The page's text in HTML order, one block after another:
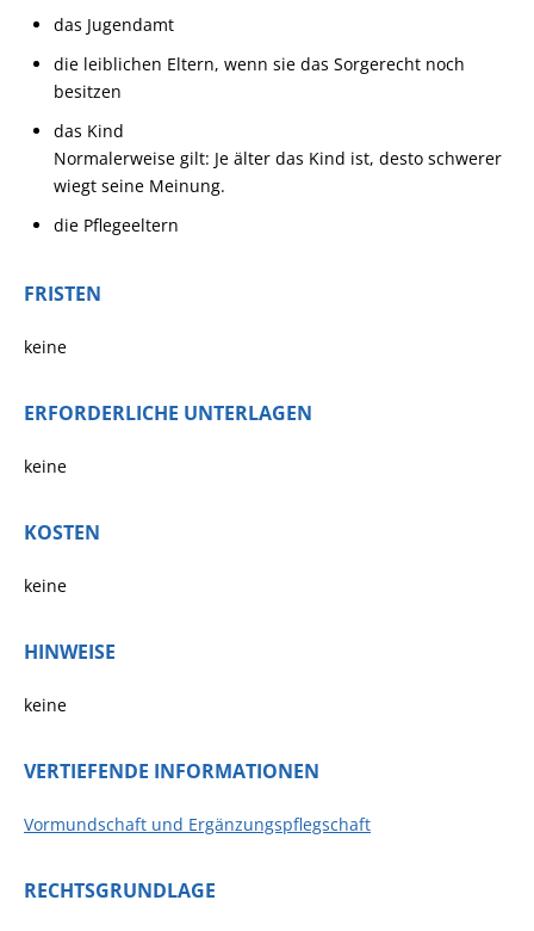
das Jugendamt
die leiblichen Eltern, wenn sie das Sorgerecht noch
besitzen
das Kind
Normalerweise gilt: Je älter das Kind ist, desto schwerer
wiegt seine Meinung.
die Pflegeeltern
FRISTEN
keine
ERFORDERLICHE UNTERLAGEN
keine
KOSTEN
keine
HINWEISE
keine
VERTIEFENDE INFORMATIONEN
Vormundschaft und Ergänzungspflegschaft
RECHTSGRUNDLAGE